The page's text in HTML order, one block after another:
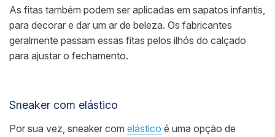
As fitas também podem ser aplicadas em sapatos infantis,
para decorar e dar um ar de beleza. Os fabricantes
geralmente passam essas fitas pelos ilhós do calçado
para ajustar o fechamento.
Sneaker com elástico
Por sua vez, sneaker com elástico é uma opção de